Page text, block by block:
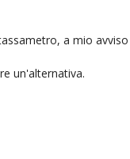
a mio
un'alternativa.